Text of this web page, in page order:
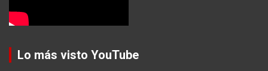
Lo más visto YouTube